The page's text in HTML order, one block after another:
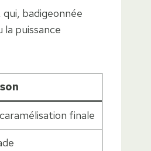
badigeonnée
puissance
finale